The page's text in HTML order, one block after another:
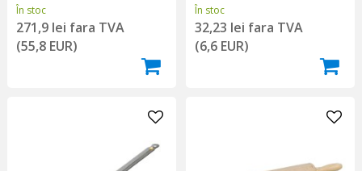
În stoc
271,9 lei fara TVA
(55,8 EUR)
În stoc
32,23 lei fara TVA
(6,6 EUR)